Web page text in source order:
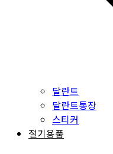
달란트
달란트통장
스티커
절기용품